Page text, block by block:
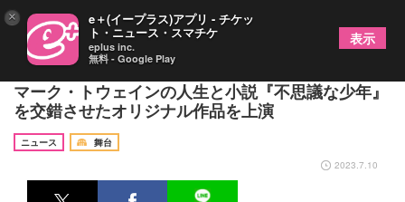
別所哲也、平埜生成、筧美和子、白石隼也ら出演
マーク・トウェインの人生と小説『不思議な少年』
を交錯させたオリジナル作品を上演
ニュース
舞台
2023.7.10
× e＋(イープラス)アプリ - チケッ
ト・ニュース・スマチケ
eplus inc.
無料 - Google Play
表示